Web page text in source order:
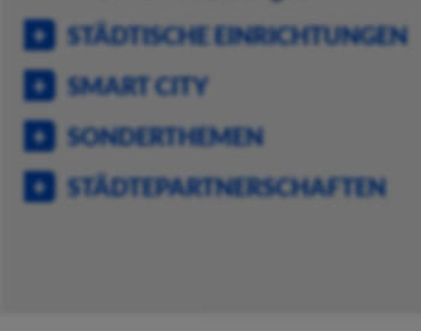
STÄDTISCHE EINRICHTUNGEN
SMART CITY
SONDERTHEMEN
STÄDTEPARTNERSCHAFTEN